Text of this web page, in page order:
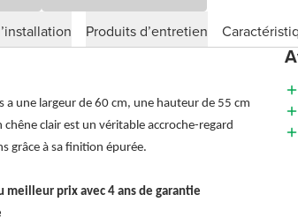
Produits d’entretien
a une largeur de 60 cm, une hauteur de 55 cm
clair est un véritable accroche-regard
grâce à sa finition épurée.
meilleur prix avec 4 ans de garantie